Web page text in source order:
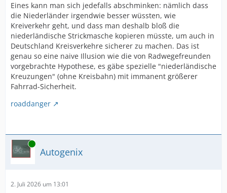
Eines kann man sich jedefalls abschminken: nämlich dass
die Niederländer irgendwie besser wüssten, wie
Kreiverkehr geht, und dass man deshalb bloß die
niederländische Strickmasche kopieren müsste, um auch in
Deutschland Kreisverkehre sicherer zu machen. Das ist
genau so eine naive Illusion wie die von Radwegefreunden
vorgebrachte Hypothese, es gäbe spezielle "niederländische
Kreuzungen" (ohne Kreisbahn) mit immanent größerer
Fahrrad-Sicherheit.
roaddanger
Online
Autogenix
2. Juli 2026 um 13:01